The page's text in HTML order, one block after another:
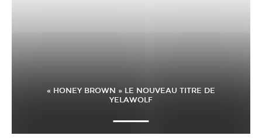
« HONEY BROWN » LE NOUVEAU TITRE DE
YELAWOLF